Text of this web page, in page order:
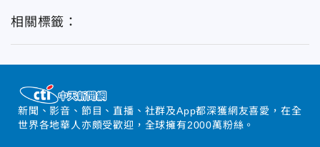
相關標籤：
新聞、影音、節目、直播、社群及App都深獲網友喜愛，在全
世界各地華人亦頗受歡迎，全球擁有2000萬粉絲。